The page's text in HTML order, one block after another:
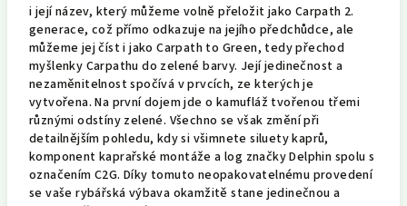
i její název, který můžeme volně přeložit jako Carpath 2.
generace, což přímo odkazuje na jejího předchůdce, ale
můžeme jej číst i jako Carpath to Green, tedy přechod
myšlenky Carpathu do zelené barvy. Její jedinečnost a
nezaměnitelnost spočívá v prvcích, ze kterých je
vytvořena. Na první dojem jde o kamufláž tvořenou třemi
různými odstíny zelené. Všechno se však změní při
detailnějším pohledu, kdy si všimnete siluety kaprů,
komponent kaprařské montáže a log značky Delphin spolu s
označením C2G. Díky tomuto neopakovatelnému provedení
se vaše rybářská výbava okamžitě stane jedinečnou a